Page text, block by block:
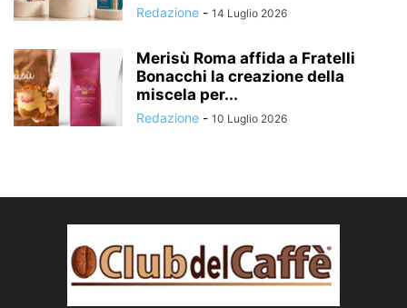
Redazione - 14 Luglio 2026
Merisù Roma affida a Fratelli
Bonacchi la creazione della
miscela per...
Redazione - 10 Luglio 2026